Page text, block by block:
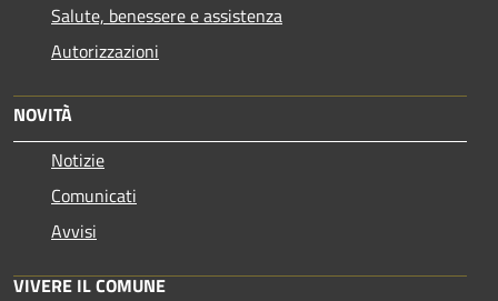
Salute, benessere e assistenza
Autorizzazioni
NOVITÀ
Notizie
Comunicati
Avvisi
VIVERE IL COMUNE